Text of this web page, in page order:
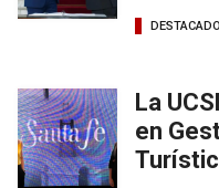
La
en